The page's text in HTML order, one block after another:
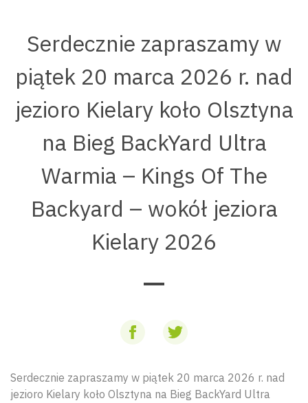
Serdecznie zapraszamy w
piątek 20 marca 2026 r. nad
jezioro Kielary koło Olsztyna
na Bieg BackYard Ultra
Warmia – Kings Of The
Backyard – wokół jeziora
Kielary 2026
Serdecznie zapraszamy w piątek 20 marca 2026 r. nad
jezioro Kielary koło Olsztyna na Bieg BackYard Ultra